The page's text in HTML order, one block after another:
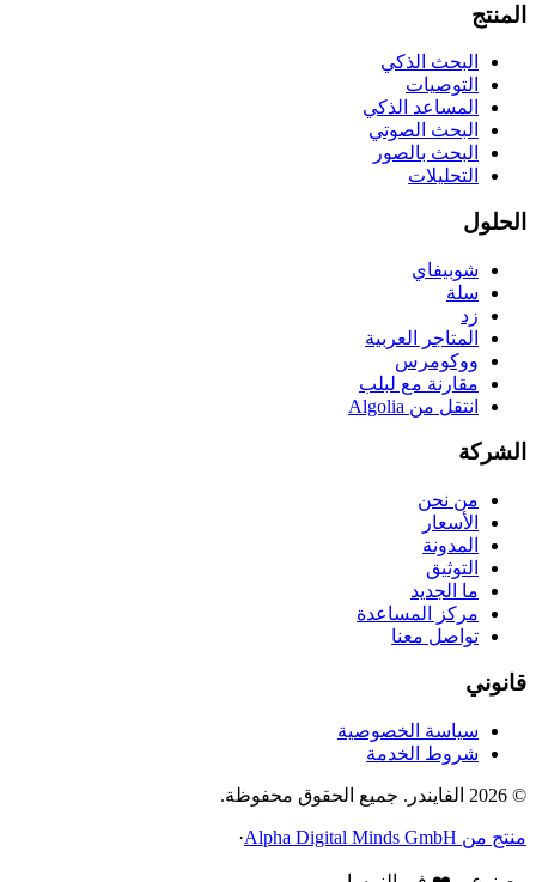
المنتج
البحث الذكي
التوصيات
المساعد الذكي
البحث الصوتي
البحث بالصور
التحليلات
الحلول
شوبيفاي
سلة
زد
المتاجر العربية
ووكومرس
مقارنة مع لبلب
انتقل من Algolia
الشركة
من نحن
الأسعار
المدونة
التوثيق
ما الجديد
مركز المساعدة
تواصل معنا
قانوني
سياسة الخصوصية
شروط الخدمة
© 2026 الفايندر. جميع الحقوق محفوظة.
منتج من Alpha Digital Minds GmbH ·